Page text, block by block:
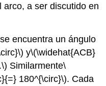
arco, a ser discutido en
se encuentra un ángulo
y\(\widehat{ACB}
Similarmente\
180^{\circ}\). Cada